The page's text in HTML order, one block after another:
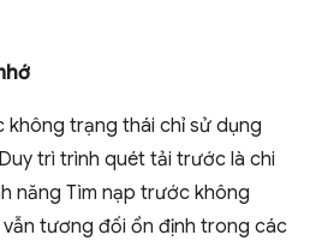
không trạng thái chỉ sử dụng
trì trình quét tải trước là chi
năng Tìm nạp trước không
tương đối ổn định trong các